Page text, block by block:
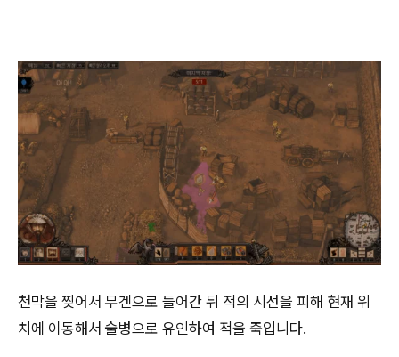
천막을 찢어서 무겐으로 들어간 뒤 적의 시선을 피해 현재 위
치에 이동해서 술병으로 유인하여 적을 죽입니다.